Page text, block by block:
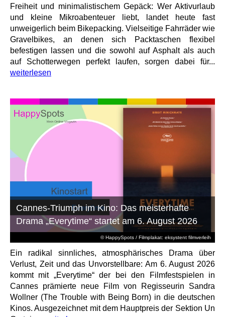
Freiheit und minimalistischem Gepäck: Wer Aktivurlaub
und kleine Mikroabenteuer liebt, landet heute fast
unweigerlich beim Bikepacking. Vielseitige Fahrräder wie
Gravelbikes, an denen sich Packtaschen flexibel
befestigen lassen und die sowohl auf Asphalt als auch
auf Schotterwegen perfekt laufen, sorgen dabei für...
weiterlesen
© HappySpots / Filmplakat: eksystent filmverleih
Cannes-Triumph im Kino: Das meisterhafte
Drama „Everytime“ startet am 6. August 2026
Ein radikal sinnliches, atmosphärisches Drama über
Verlust, Zeit und das Unvorstellbare: Am 6. August 2026
kommt mit „Everytime“ der bei den Filmfestspielen in
Cannes prämierte neue Film von Regisseurin Sandra
Wollner (The Trouble with Being Born) in die deutschen
Kinos. Ausgezeichnet mit dem Hauptpreis der Sektion Un